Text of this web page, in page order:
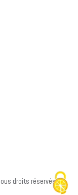
droits réservés